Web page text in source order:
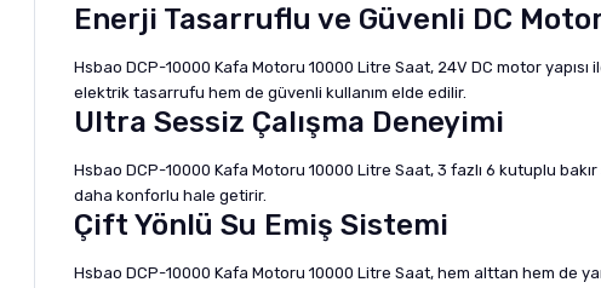
Enerji Tasarruflu ve Güvenli DC
Hsbao DCP-10000 Kafa Motoru 10000 Litre Saat, 24V DC motor
elektrik tasarrufu hem de güvenli kullanım elde edilir.
Ultra Sessiz Çalışma Deneyimi
Hsbao DCP-10000 Kafa Motoru 10000 Litre Saat, 3 fazlı 6 kutuplu
daha konforlu hale getirir.
Çift Yönlü Su Emiş Sistemi
Hsbao DCP-10000 Kafa Motoru 10000 Litre Saat, hem alttan hem de